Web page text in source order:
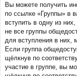
Вы можете получить
по ссылке «Группы» в
вступить в одну из
не все группы
для вступления в них,
Если группа
щёлкнув по
участие в группе, вы